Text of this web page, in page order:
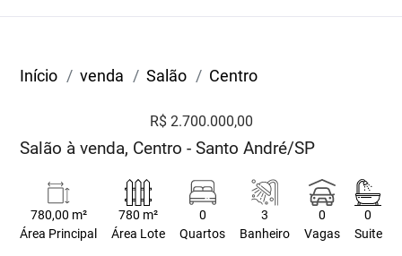
Início venda Salão Centro
R$ 2.700.000,00
Salão à venda, Centro - Santo André/SP
780,00 m²
Área Principal
780 m²
Área Lote
0
Quartos
3
Banheiro
0
Vagas
0
Suite